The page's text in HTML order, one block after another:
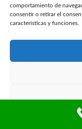
comportamiento de
consentir o retirar el
características y funciones.
Política
Email*